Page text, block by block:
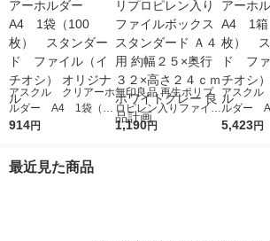
アスクル クリアーホ
ルダー A4 1袋（10
0枚） スタンダー
914円
無印良品 再生ポリプ
ロピレン入りファイル
ボックススタンダード
1,190円
アスク
ルダー
0枚） ス
5,423円
最近見た商品